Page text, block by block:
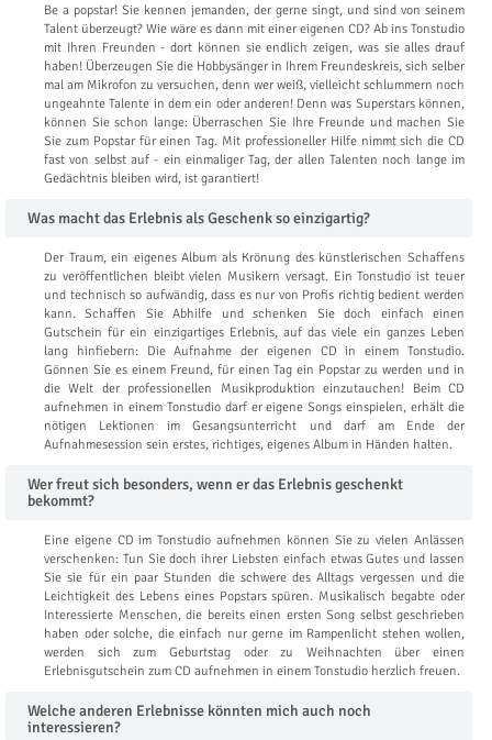
Be a popstar! Sie kennen jemanden, der gerne singt, und sind von seinem
Talent überzeugt? Wie wäre es dann mit einer eigenen CD? Ab ins Tonstudio
mit Ihren Freunden - dort können sie endlich zeigen, was sie alles drauf
haben! Überzeugen Sie die Hobbysänger in Ihrem Freundeskreis, sich selber
mal am Mikrofon zu versuchen, denn wer weiß, vielleicht schlummern noch
ungeahnte Talente in dem ein oder anderen! Denn was Superstars können,
können Sie schon lange: Überraschen Sie Ihre Freunde und machen Sie
Sie zum Popstar für einen Tag. Mit professioneller Hilfe nimmt sich die CD
fast von selbst auf - ein einmaliger Tag, der allen Talenten noch lange im
Gedächtnis bleiben wird, ist garantiert!
Was macht das Erlebnis als Geschenk so einzigartig?
Der Traum, ein eigenes Album als Krönung des künstlerischen Schaffens
zu veröffentlichen bleibt vielen Musikern versagt. Ein Tonstudio ist teuer
und technisch so aufwändig, dass es nur von Profis richtig bedient werden
kann. Schaffen Sie Abhilfe und schenken Sie doch einfach einen
Gutschein für ein einzigartiges Erlebnis, auf das viele ein ganzes Leben
lang hinfiebern: Die Aufnahme der eigenen CD in einem Tonstudio.
Gönnen Sie es einem Freund, für einen Tag ein Popstar zu werden und in
die Welt der professionellen Musikproduktion einzutauchen! Beim CD
aufnehmen in einem Tonstudio darf er eigene Songs einspielen, erhält die
nötigen Lektionen im Gesangsunterricht und darf am Ende der
Aufnahmesession sein erstes, richtiges, eigenes Album in Händen halten.
Wer freut sich besonders, wenn er das Erlebnis geschenkt
bekommt?
Eine eigene CD im Tonstudio aufnehmen können Sie zu vielen Anlässen
verschenken: Tun Sie doch ihrer Liebsten einfach etwas Gutes und lassen
Sie sie für ein paar Stunden die schwere des Alltags vergessen und die
Leichtigkeit des Lebens eines Popstars spüren. Musikalisch begabte oder
Interessierte Menschen, die bereits einen ersten Song selbst geschrieben
haben oder solche, die einfach nur gerne im Rampenlicht stehen wollen,
werden sich zum Geburtstag oder zu Weihnachten über einen
Erlebnisgutschein zum CD aufnehmen in einem Tonstudio herzlich freuen.
Welche anderen Erlebnisse könnten mich auch noch
interessieren?